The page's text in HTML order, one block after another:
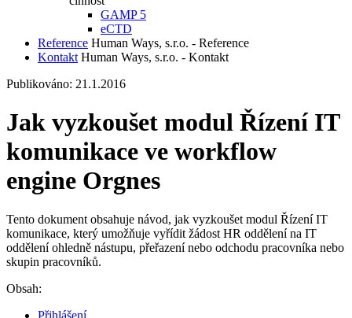
GAMP 5
eCTD
Reference Human Ways, s.r.o. - Reference
Kontakt Human Ways, s.r.o. - Kontakt
Publikováno: 21.1.2016
Jak vyzkoušet modul Řízení IT
komunikace ve workflow
engine Orgnes
Tento dokument obsahuje návod, jak vyzkoušet modul Řízení IT
komunikace, který umožňuje vyřídit žádost HR oddělení na IT
oddělení ohledně nástupu, přeřazení nebo odchodu pracovníka nebo
skupin pracovníků.
Obsah:
Přihlášení